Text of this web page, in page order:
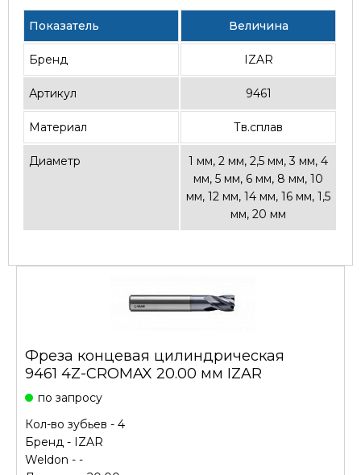
Показатель Величина
Бренд IZAR
Артикул 9461
Материал Тв.сплав
Диаметр
1 мм, 2 мм, 2,5 мм, 3 мм, 4
мм, 5 мм, 6 мм, 8 мм, 10
мм, 12 мм, 14 мм, 16 мм, 1,5
мм, 20 мм
Фреза концевая цилиндрическая
9461 4Z-CROMAX 20.00 мм IZAR
по запросу
Кол-во зубьев - 4
Бренд - IZAR
Weldon - -